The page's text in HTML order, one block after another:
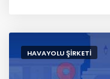
HAVAYOLU ŞIRKETI